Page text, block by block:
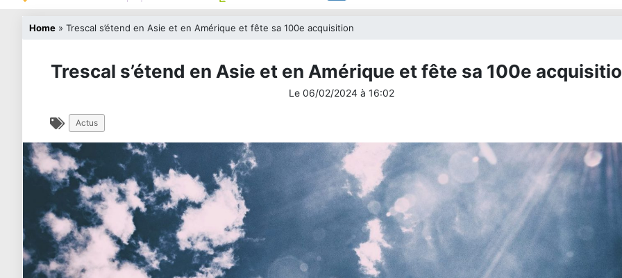
Home » Trescal s’étend en Asie et en Amérique et fête sa 100e acquisition
Trescal s’étend en Asie et en Amérique et fête sa 100e
Le 06/02/2024 à 16:02
Actus